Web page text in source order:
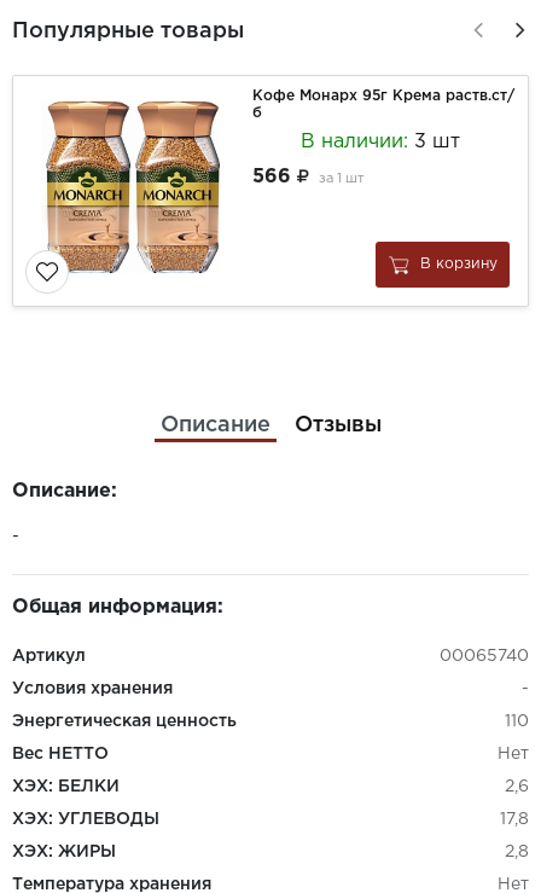
Популярные товары
Кофе Монарх 95г Крема раств.ст/
б
В наличии: 3 шт
566
за 1 шт
В корзину
Описание Отзывы
Описание:
-
Общая информация:
Артикул 00065740
Условия хранения -
Энергетическая ценность 110
Вес НЕТТО Нет
ХЭХ: БЕЛКИ 2,6
ХЭХ: УГЛЕВОДЫ 17,8
ХЭХ: ЖИРЫ 2,8
Температура хранения Нет